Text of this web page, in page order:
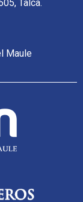
Talca.
Maule